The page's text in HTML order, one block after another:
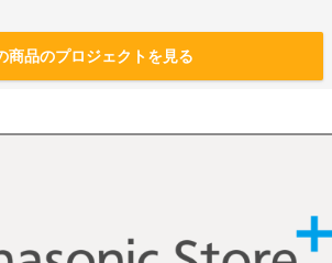
商品のプロジェクトを見る